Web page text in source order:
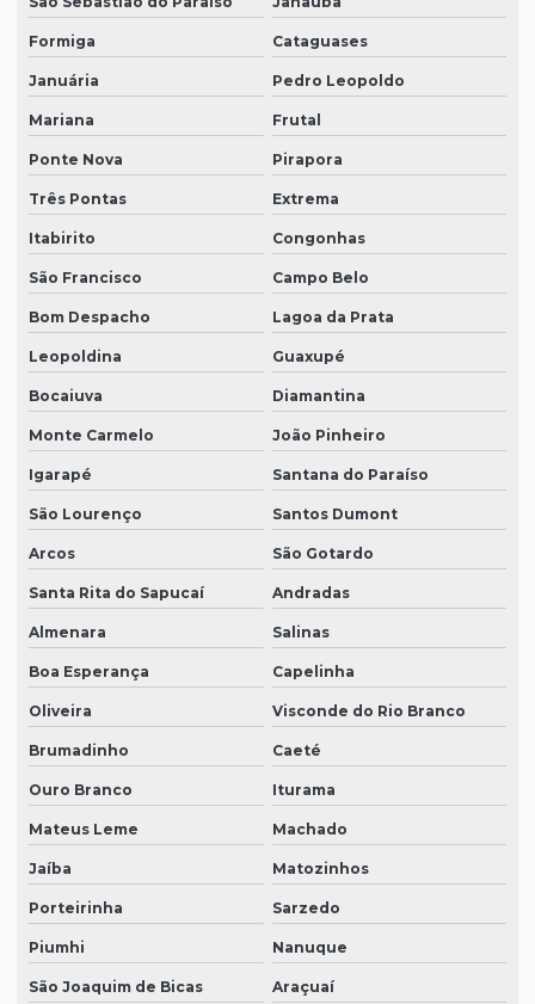
Formiga Cataguases
Januária Pedro Leopoldo
Mariana Frutal
Ponte Nova Pirapora
Três Pontas Extrema
Itabirito Congonhas
São Francisco Campo Belo
Bom Despacho Lagoa da Prata
Leopoldina Guaxupé
Bocaiuva Diamantina
Monte Carmelo João Pinheiro
Igarapé Santana do Paraíso
São Lourenço Santos Dumont
Arcos São Gotardo
Santa Rita do Sapucaí Andradas
Almenara Salinas
Boa Esperança Capelinha
Oliveira Visconde do Rio Branco
Brumadinho Caeté
Ouro Branco Iturama
Mateus Leme Machado
Jaíba Matozinhos
Porteirinha Sarzedo
Piumhi Nanuque
São Joaquim de Bicas Araçuaí